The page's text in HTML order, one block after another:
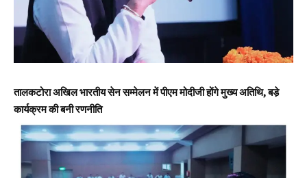
तालकटोरा अखिल भारतीय सेन सम्मेलन में पीएम मोदीजी होंगे मुख्य अतिथि, बडे़
कार्यक्रम की बनी रणनीति